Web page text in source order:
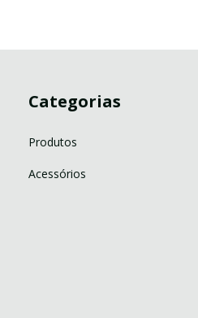
Categorias
Produtos
Acessórios